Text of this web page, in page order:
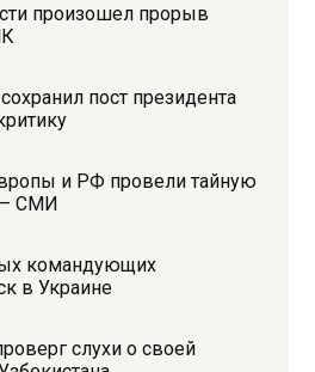
произошел прорыв
пост президента
и РФ провели тайную
– СМИ
командующих
в Украине
слухи о своей